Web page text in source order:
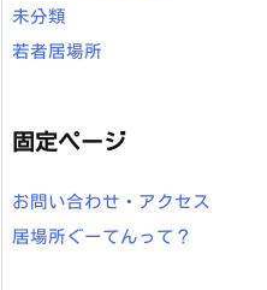
未分類
若者居場所
固定ページ
お問い合わせ・アクセス
居場所ぐーてんって？